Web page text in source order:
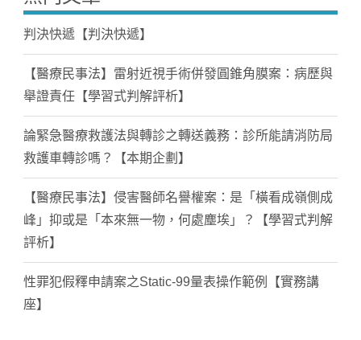
判決快遞【判決快遞】
【醫療民事法】雷射近視手術併發圓錐角膜案：病歷與
舉證責任【學習式判解評析】
論緊急醫療救護法與轉診之轉送義務：診所能請消防局
救護車轉診嗎？【本期企劃】
【醫療民事法】侵害醫師名譽權案：是「橫看成嶺側成
峰」抑或是「本來無一物，何處塵埃」？【學習式判解
評析】
性罪犯假釋申請案之Static-99量表操作範例【實務講
座】